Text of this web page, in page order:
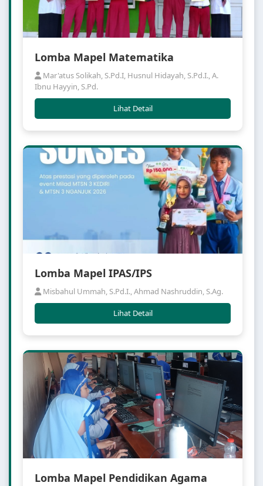
Lomba Mapel Matematika
Mar'atus Solikah, S.Pd.I, Husnul Hidayah, S.Pd.I., A.
Ibnu Hayyin, S.Pd.
Lihat Detail
Lomba Mapel IPAS/IPS
Misbahul Ummah, S.Pd.I., Ahmad Nashruddin, S.Ag.
Lihat Detail
Lomba Mapel Pendidikan Agama